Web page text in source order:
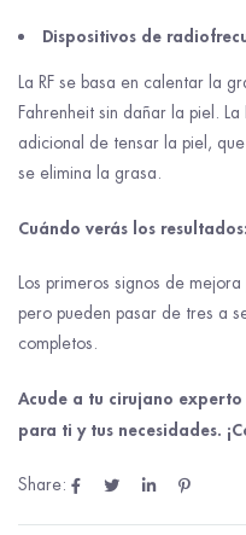
Dispositivos de
La RF se basa en calentar la
Fahrenheit sin dañar la piel.
adicional de tensar la piel,
se elimina la grasa.
Cuándo verás los resultados:
Los primeros signos de
pero pueden pasar de tres a
completos.
Acude a tu cirujano
para ti y tus necesidades.
Share: